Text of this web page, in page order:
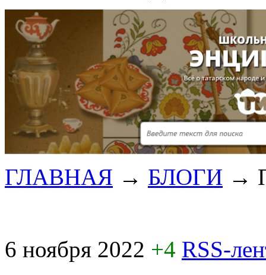
ГЛАВНАЯ → БЛОГИ →
6 ноября 2022 +4 RSS-